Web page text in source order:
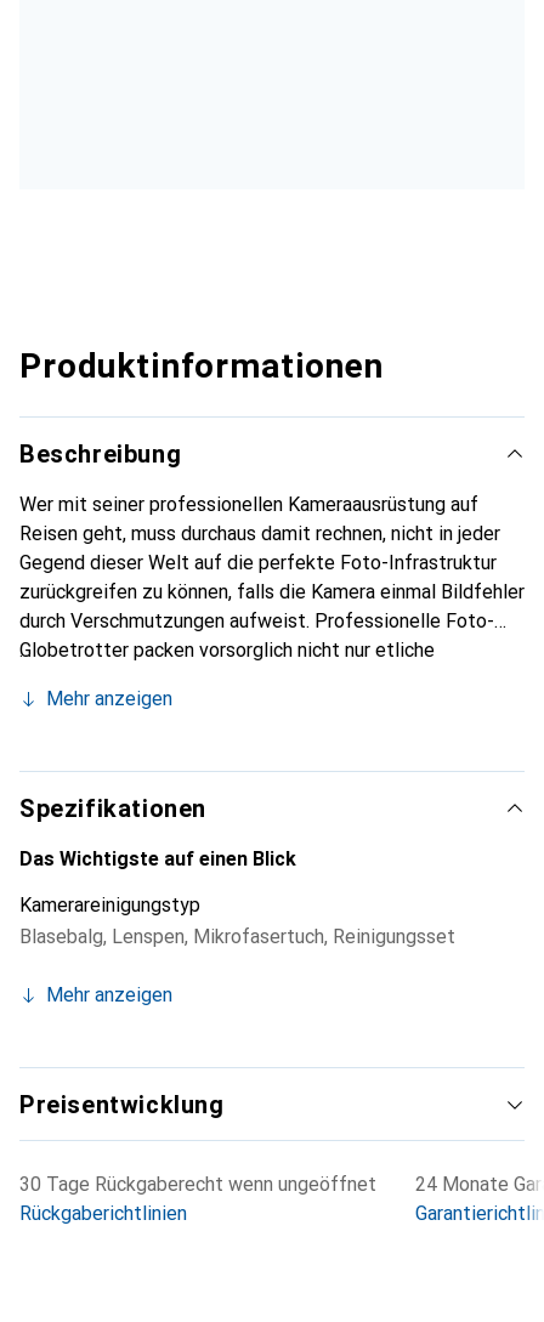
Produktinformationen
Beschreibung
Wer mit seiner professionellen Kameraausrüstung auf
Reisen geht, muss durchaus damit rechnen, nicht in jeder
Gegend dieser Welt auf die perfekte Foto-Infrastruktur
zurückgreifen zu können, falls die Kamera einmal Bildfehler
durch Verschmutzungen aufweist. Professionelle Foto-
Globetrotter packen vorsorglich nicht nur etliche
ein vielseitig einsetzbares Reinigungsset dabei. Dabei
grösstmöglicher Flexibilität.
Mehr anzeigen
Spezifikationen
Das Wichtigste auf einen Blick
Kamerareinigungstyp
Blasebalg, Lenspen, Mikrofasertuch, Reinigungsset
Mehr anzeigen
Preisentwicklung
30 Tage Rückgaberecht wenn ungeöffnet
Rückgaberichtlinien
24 Monate